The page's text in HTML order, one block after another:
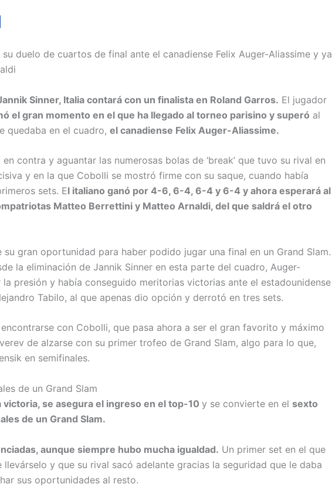
a
duelo de cuartos de final ante el canadiense Felix Auger-Aliassime y ya
Sinner, Italia contará con un finalista en Roland Garros. El jugador
el gran momento en el que ha llegado al torneo parisino y superó al
quedaba en el cuadro, el canadiense Felix Auger-Aliassime.
contra y aguantar las numerosas bolas de ‘break’ que tuvo su rival en
y en la que Cobolli se mostró firme con su saque, cuando había
sets. El italiano ganó por 4-6, 6-4, 6-4 y 6-4 y ahora esperará al
Matteo Berrettini y Matteo Arnaldi, del que saldrá el otro
su gran oportunidad para haber podido jugar una final en un Grand Slam.
la eliminación de Jannik Sinner en esta parte del cuadro, Auger-
presión y había conseguido meritorias victorias ante el estadounidense
Tabilo, al que apenas dio opción y derrotó en tres sets.
con Cobolli, que pasa ahora a ser el gran favorito y máximo
de alzarse con su primer trofeo de Grand Slam, algo para lo que,
en semifinales.
de un Grand Slam
victoria, se asegura el ingreso en el top-10 y se convierte en el sexto
de un Grand Slam.
aunque siempre hubo mucha igualdad. Un primer set en el que
y que su rival sacó adelante gracias la seguridad que le daba
sus oportunidades al resto.